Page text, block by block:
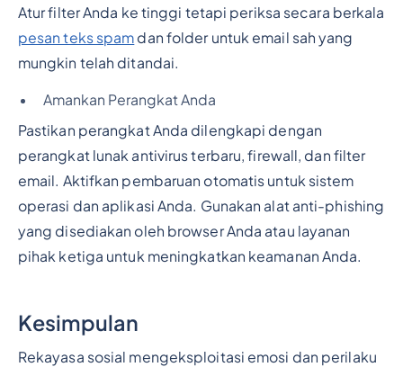
Atur filter Anda ke tinggi tetapi periksa secara berkala
pesan teks spam dan folder untuk email sah yang
mungkin telah ditandai.
Amankan Perangkat Anda
Pastikan perangkat Anda dilengkapi dengan
perangkat lunak antivirus terbaru, firewall, dan filter
email. Aktifkan pembaruan otomatis untuk sistem
operasi dan aplikasi Anda. Gunakan alat anti-phishing
yang disediakan oleh browser Anda atau layanan
pihak ketiga untuk meningkatkan keamanan Anda.
Kesimpulan
Rekayasa sosial mengeksploitasi emosi dan perilaku